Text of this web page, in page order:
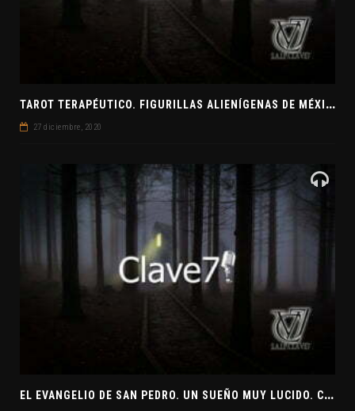
T
AROT TERAPÉUTICO. FIGURILLAS ALIENÍGENAS DE MÉXICO. EL SECRETO DE LAS RELACIONES. EVANGELIO DE JUDAS
27 diciembre, 2020
E
L EVANGELIO DE SAN PEDRO. UN SUEÑO MUY LUCIDO. CLAVE7 NEWS ¿PREPARADOS PARA UNA VISITA EXTRATERRESTRE?